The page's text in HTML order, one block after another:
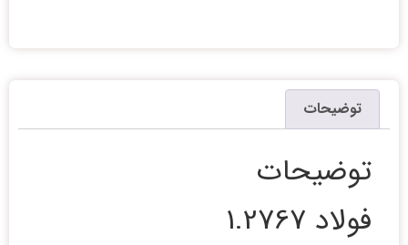
توضیحات
توضیحات
فولاد 1.2767